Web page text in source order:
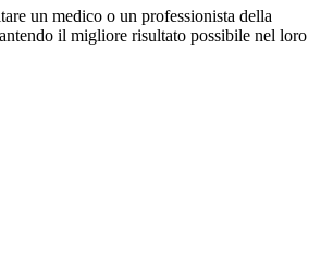
un medico o un professionista della
il migliore risultato possibile nel loro